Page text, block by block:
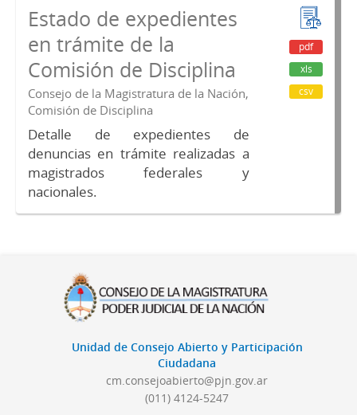
Estado de expedientes
en trámite de la
Comisión de Disciplina
Consejo de la Magistratura de la Nación,
Comisión de Disciplina
Detalle de expedientes de
denuncias en trámite realizadas a
magistrados federales y
nacionales.
pdf
xls
csv
Unidad de Consejo Abierto y Participación
Ciudadana
cm.consejoabierto@pjn.gov.ar
(011) 4124-5247